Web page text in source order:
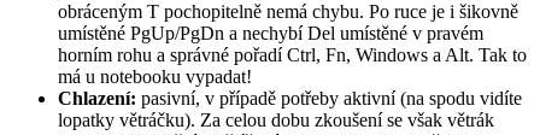
obráceným T pochopitelně nemá chybu. Po ruce je i šikovně
umístěné PgUp/PgDn a nechybí Del umístěné v pravém
horním rohu a správné pořadí Ctrl, Fn, Windows a Alt. Tak to
má u notebooku vypadat!
Chlazení: pasivní, v případě potřeby aktivní (na spodu vidíte
lopatky větráčku). Za celou dobu zkoušení se však větrák